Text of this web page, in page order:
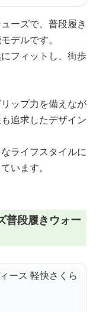
ーズで、普段履き
デルです。
フィットし、街歩
ップ力を備えなが
追求したデザイン
ライフスタイルに
います。
普段履きウォー